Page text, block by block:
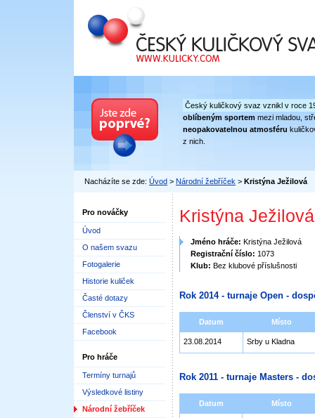
Český kuličkový svaz
Český kuličkový svaz vznikl v roce
oblíbeným sportem mezi mladou,
neopakovatelnou atmosféru
z nich.
Nacházíte se zde: Úvod > Národní žebříček > Kristýna Ježilová
Pro nováčky
Úvod
O našem svazu
Fotogalerie
Historie kuliček
Časté dotazy
Členství v ČKS
Facebook
Pro hráče
Termíny turnajů
Výsledkové listiny
Národní žebříček
Kristýna Ježilová
Jméno hráče: Kristýna Ježilová
Registrační číslo: 1073
Klub: Bez klubové příslušnosti
Rok 2014 - turnaje Open -
Datum Místo
23.08.2014 Srby u Kladna
Rok 2011 - turnaje Masters -
Datum Místo